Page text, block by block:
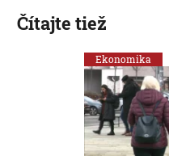
Čítajte tiež
Ekonomika